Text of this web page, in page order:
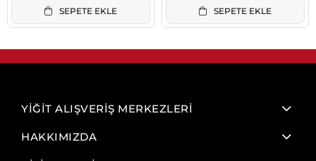
SEPETE EKLE SEPETE EKLE
YİĞİT ALIŞVERİŞ MERKEZLERİ
HAKKIMIZDA